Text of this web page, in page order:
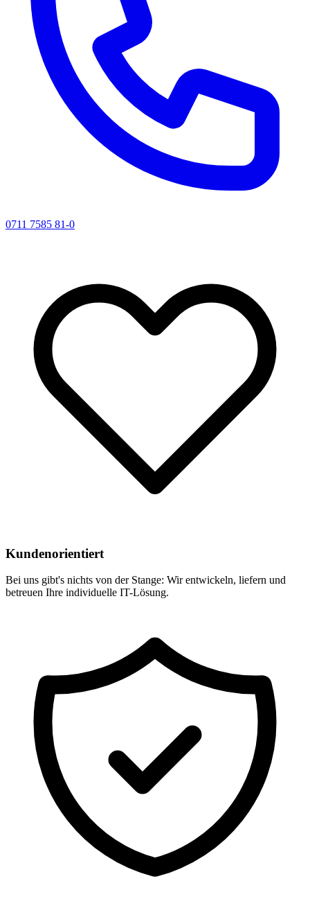
0711 7585 81-0
Kundenorientiert
Bei uns gibt's nichts von der Stange: Wir entwickeln, liefern und
betreuen Ihre individuelle IT-Lösung.